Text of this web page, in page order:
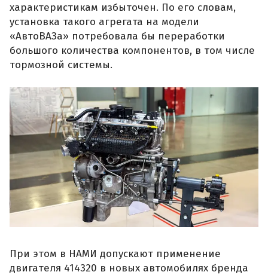
характеристикам избыточен. По его словам,
установка такого агрегата на модели
«АвтоВАЗа» потребовала бы переработки
большого количества компонентов, в том числе
тормозной системы.
При этом в НАМИ допускают применение
двигателя 414320 в новых автомобилях бренда